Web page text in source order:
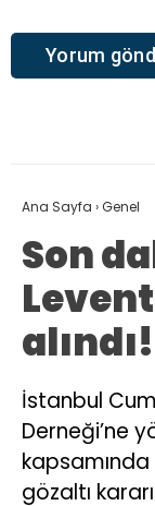
Ana Sayfa ›Genel
Son
alındı!
İstanbul
Derneği’ne
kapsamında
gözaltı